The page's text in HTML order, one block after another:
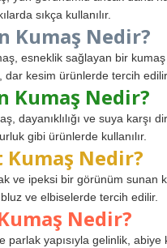
sıkça kullanılır.
Kumaş Nedir?
esneklik sağlayan bir
dar kesim ürünlerde tercih
Kumaş Nedir?
dayanıklılığı ve suya karşı
gibi ürünlerde kullanılır.
Kumaş Nedir?
ve ipeksi bir görünüm sunan
ve elbiselerde tercih edilir.
Nedir?
parlak yapısıyla gelinlik, abiye